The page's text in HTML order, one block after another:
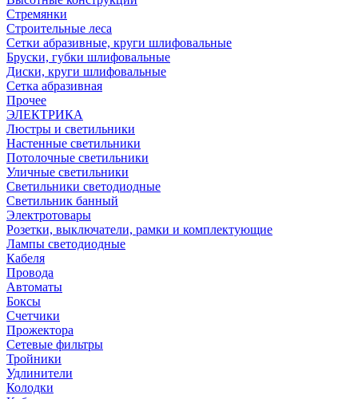
Стремянки
Строительные леса
Сетки абразивные, круги шлифовальные
Бруски, губки шлифовальные
Диски, круги шлифовальные
Сетка абразивная
Прочее
ЭЛЕКТРИКА
Люстры и светильники
Настенные светильники
Потолочные светильники
Уличные светильники
Светильники светодиодные
Светильник банный
Электротовары
Розетки, выключатели, рамки и комплектующие
Лампы светодиодные
Кабеля
Провода
Автоматы
Боксы
Счетчики
Прожектора
Сетевые фильтры
Тройники
Удлинители
Колодки